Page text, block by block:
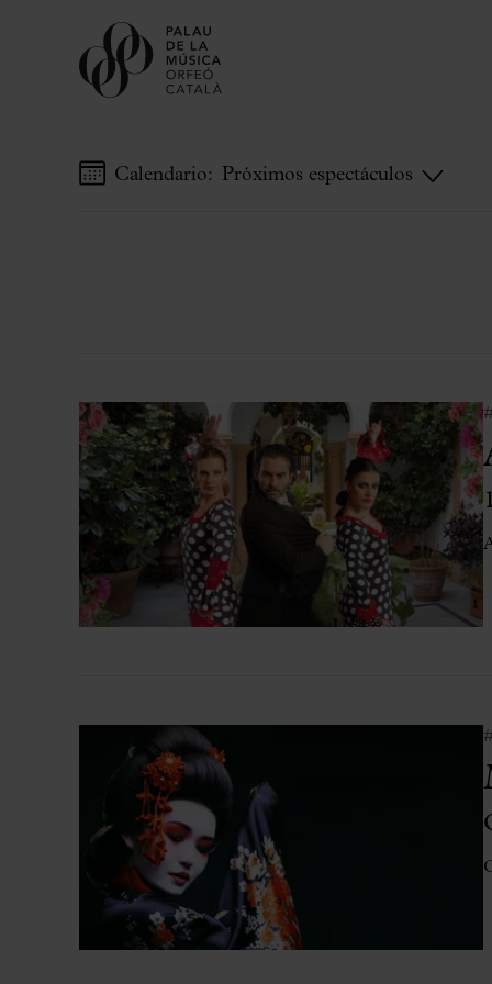
Temporada 2026-2027
Todas la temporadas
Aula Palau
Descuentos y promociones
Programas de mano
Condiciones y normativa
Calendario: Próximos espectáculos